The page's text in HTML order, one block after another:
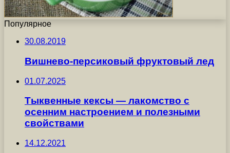
Популярное
30.08.2019
Вишнево-персиковый фруктовый лед
01.07.2025
Тыквенные кексы — лакомство с
осенним настроением и полезными
свойствами
14.12.2021